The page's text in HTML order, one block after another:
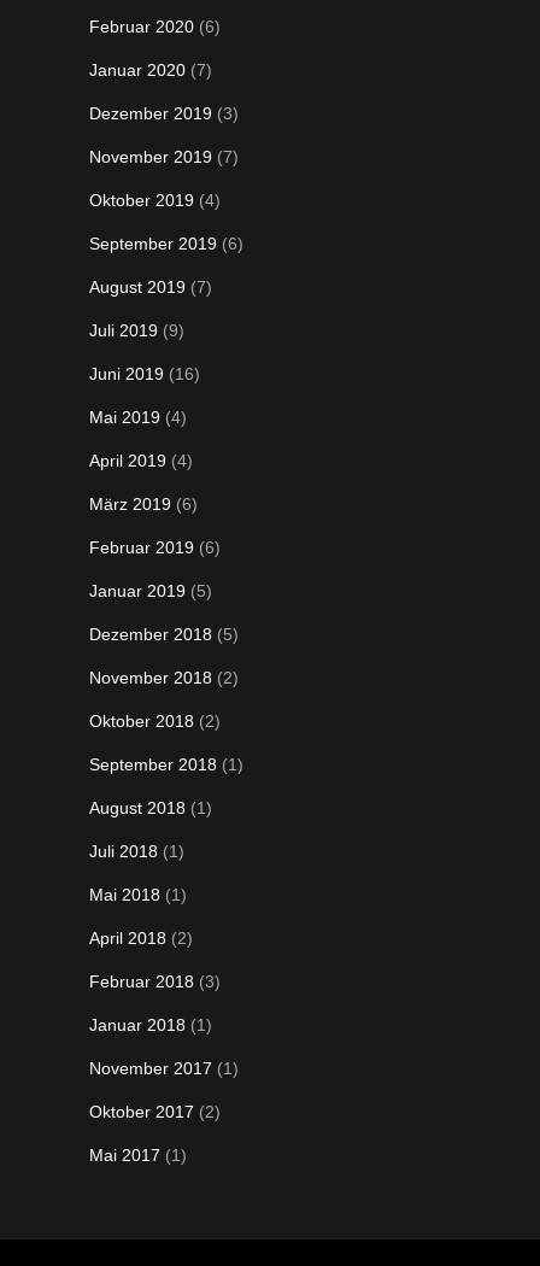
Februar 2020 (6)
Januar 2020 (7)
Dezember 2019 (3)
November 2019 (7)
Oktober 2019 (4)
September 2019 (6)
August 2019 (7)
Juli 2019 (9)
Juni 2019 (16)
Mai 2019 (4)
April 2019 (4)
März 2019 (6)
Februar 2019 (6)
Januar 2019 (5)
Dezember 2018 (5)
November 2018 (2)
Oktober 2018 (2)
September 2018 (1)
August 2018 (1)
Juli 2018 (1)
Mai 2018 (1)
April 2018 (2)
Februar 2018 (3)
Januar 2018 (1)
November 2017 (1)
Oktober 2017 (2)
Mai 2017 (1)